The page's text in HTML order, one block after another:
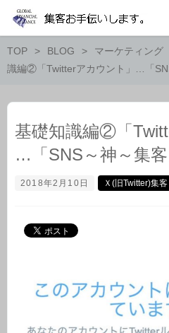
TOP BLOG マーケティング
識編②「Twitterアカウント」…「
基礎知識編②「
…「SNS～神～集
2018年2月10日 Ｘ(旧Twitter)集客